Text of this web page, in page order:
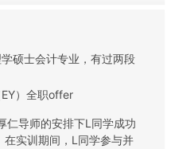
硕士会计专业，有过两段
）全职offer
仁导师的安排下L同学成功
实训期间，L同学参与并